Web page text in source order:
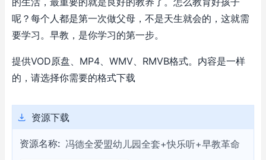
呢？每个人都是第一次做父母，不是天生就会的，这就需
要学习。早教，是你学习的第一步。
提供VOD原盘、MP4、WMV、RMVB格式。内容是一样
的，请选择你需要的格式下载
资源下载
资源名称: 冯德全爱盟幼儿园全套+快乐听+早教革命